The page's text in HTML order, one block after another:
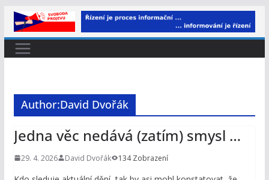
Přeskočit
na
obsah
Author:David Dvořák
Jedna věc nedává (zatím) smysl …
29. 4. 2026 David Dvořák 134 Zobrazení